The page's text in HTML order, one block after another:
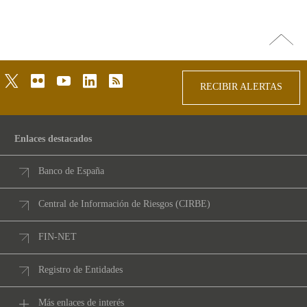
arriba
twitterflickr youtubelinkedinrss
RECIBIR ALERTAS
Enlaces destacados
Banco de España
Central de Información de Riesgos (CIRBE)
FIN-NET
Registro de Entidades
Más enlaces de interés